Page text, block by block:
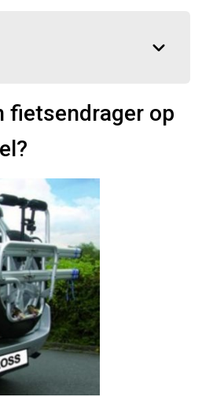
fietsendrager op